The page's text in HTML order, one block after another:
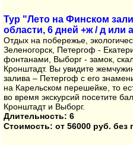
Тур "Лето на Финском
области, 6 дней +ж / д или
Отдых на побережье,
Зеленогорск, Петергоф -
фонтанами, Выборг - замок,
Кронштадт. Вы увидите
залива – Петергоф с его
на Карельском перешейке, то
во время экскурсий посетите
Кронштадт и Выборг.
Длительность: 6
Стоимость: от 56000 руб. без